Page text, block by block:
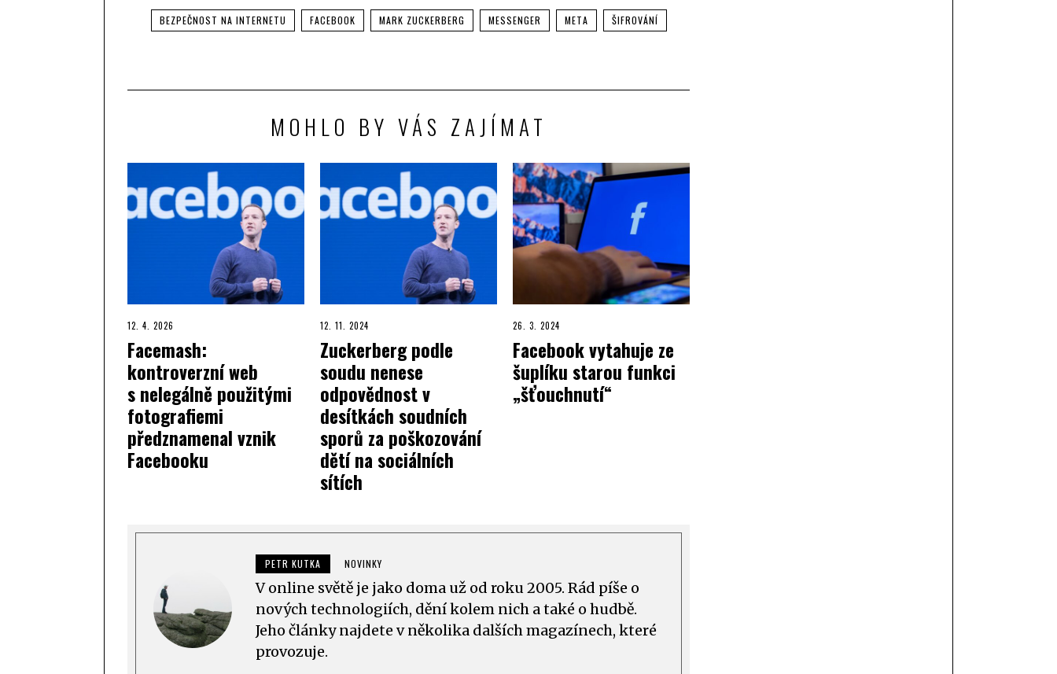
BEZPEČNOST NA INTERNETU FACEBOOK MARK ZUCKERBERG MESSENGER META ŠIFROVÁNÍ
MOHLO BY VÁS ZAJÍMAT
12. 4. 2026
Facemash:
kontroverzní web
s nelegálně použitými
fotografiemi
předznamenal vznik
Facebooku
12. 11. 2024
Zuckerberg podle
soudu nenese
odpovědnost v
desítkách soudních
sporů za poškozování
dětí na sociálních
sítích
26. 3. 2024
Facebook vytahuje ze
šuplíku starou funkci
„šťouchnutí“
PETR KUTKA NOVINKY
V online světě je jako doma už od roku 2005. Rád píše o
nových technologiích, dění kolem nich a také o hudbě.
Jeho články najdete v několika dalších magazínech, které
provozuje.